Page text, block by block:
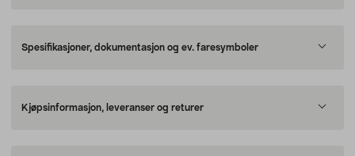
Spesifikasjoner, dokumentasjon og ev. faresymboler
Kjøpsinformasjon, leveranser og returer